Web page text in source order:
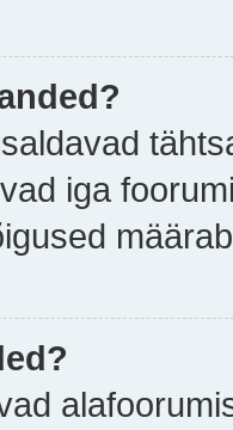
iga